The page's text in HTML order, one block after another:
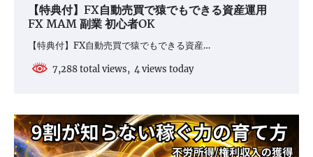
【特典付】FX自動売買で猿でもできる資産運用
FX MAM 副業 初心者OK
【特典付】FX自動売買で猿でもできる資産…
7,288 total views, 4 views today